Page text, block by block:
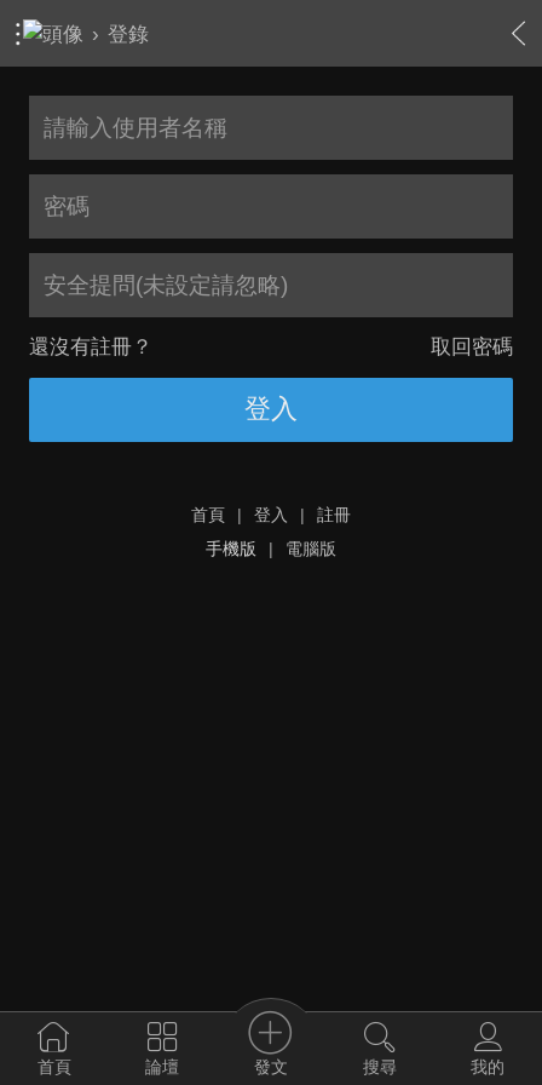
› 登錄
安全提問(未設定請忽略)
還沒有註冊？ 取回密碼
登入
首頁 | 登入 |
註冊
手機版
| 電腦版
首頁 論壇 發文 搜尋 我的